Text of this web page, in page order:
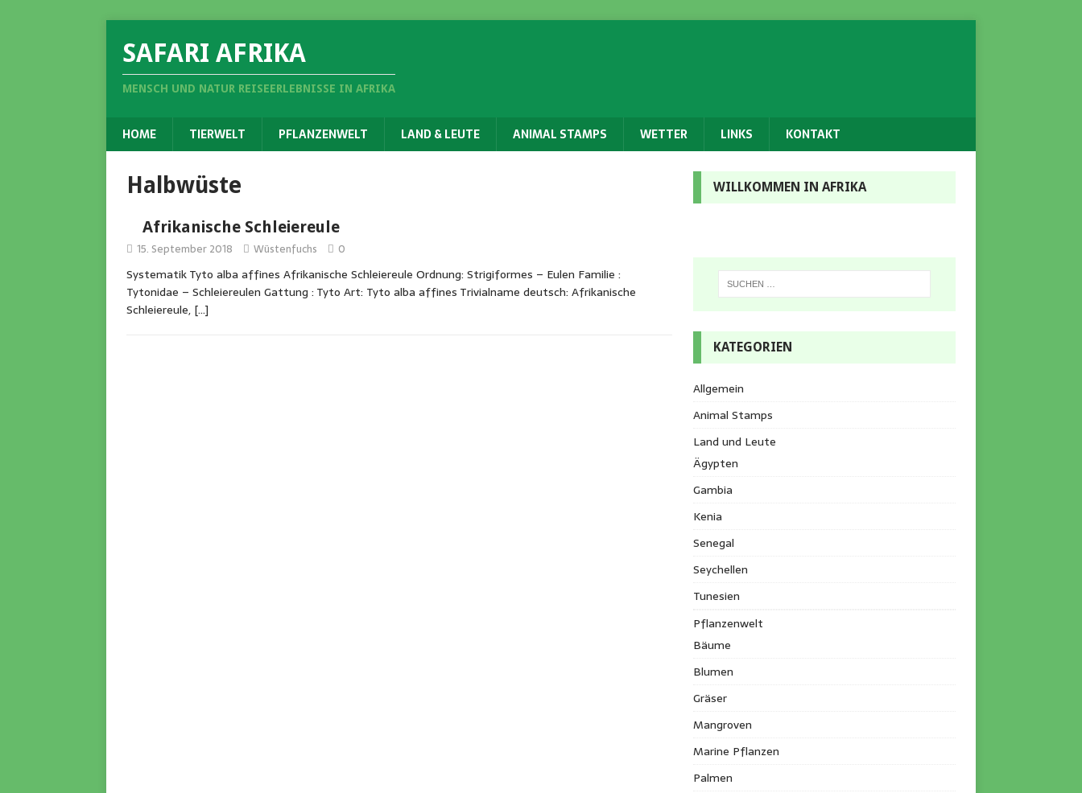
SAFARI AFRIKA
MENSCH UND NATUR REISEERLEBNISSE IN AFRIKA
HOME TIERWELT PFLANZENWELT LAND & LEUTE ANIMAL STAMPS WETTER LINKS KONTAKT
Halbwüste
Afrikanische Schleiereule
15. September 2018 Wüstenfuchs 0
Systematik Tyto alba affines Afrikanische Schleiereule Ordnung: Strigiformes – Eulen Familie :
Tytonidae – Schleiereulen Gattung : Tyto Art: Tyto alba affines Trivialname deutsch: Afrikanische
Schleiereule, […]
WILLKOMMEN IN AFRIKA
KATEGORIEN
Allgemein
Animal Stamps
Land und Leute
Ägypten
Gambia
Kenia
Senegal
Seychellen
Tunesien
Pflanzenwelt
Bäume
Blumen
Gräser
Mangroven
Marine Pflanzen
Palmen